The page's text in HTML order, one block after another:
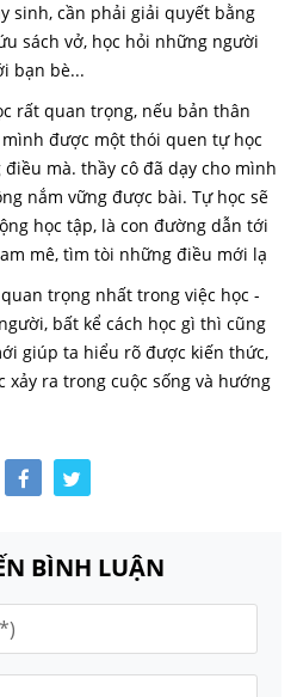
sinh, cần phải giải quyết bằng
sách vở, học hỏi những người
bạn bè...
rất quan trọng, nếu bản thân
được một thói quen tự học
mà. thầy cô đã dạy cho mình
nắm vững được bài. Tự học sẽ
học tập, là con đường dẫn tới
mê, tìm tòi những điều mới lạ
trọng nhất trong việc học -
bất kể cách học gì thì cũng
giúp ta hiểu rõ được kiến thức,
xảy ra trong cuộc sống và hướng
BÌNH LUẬN